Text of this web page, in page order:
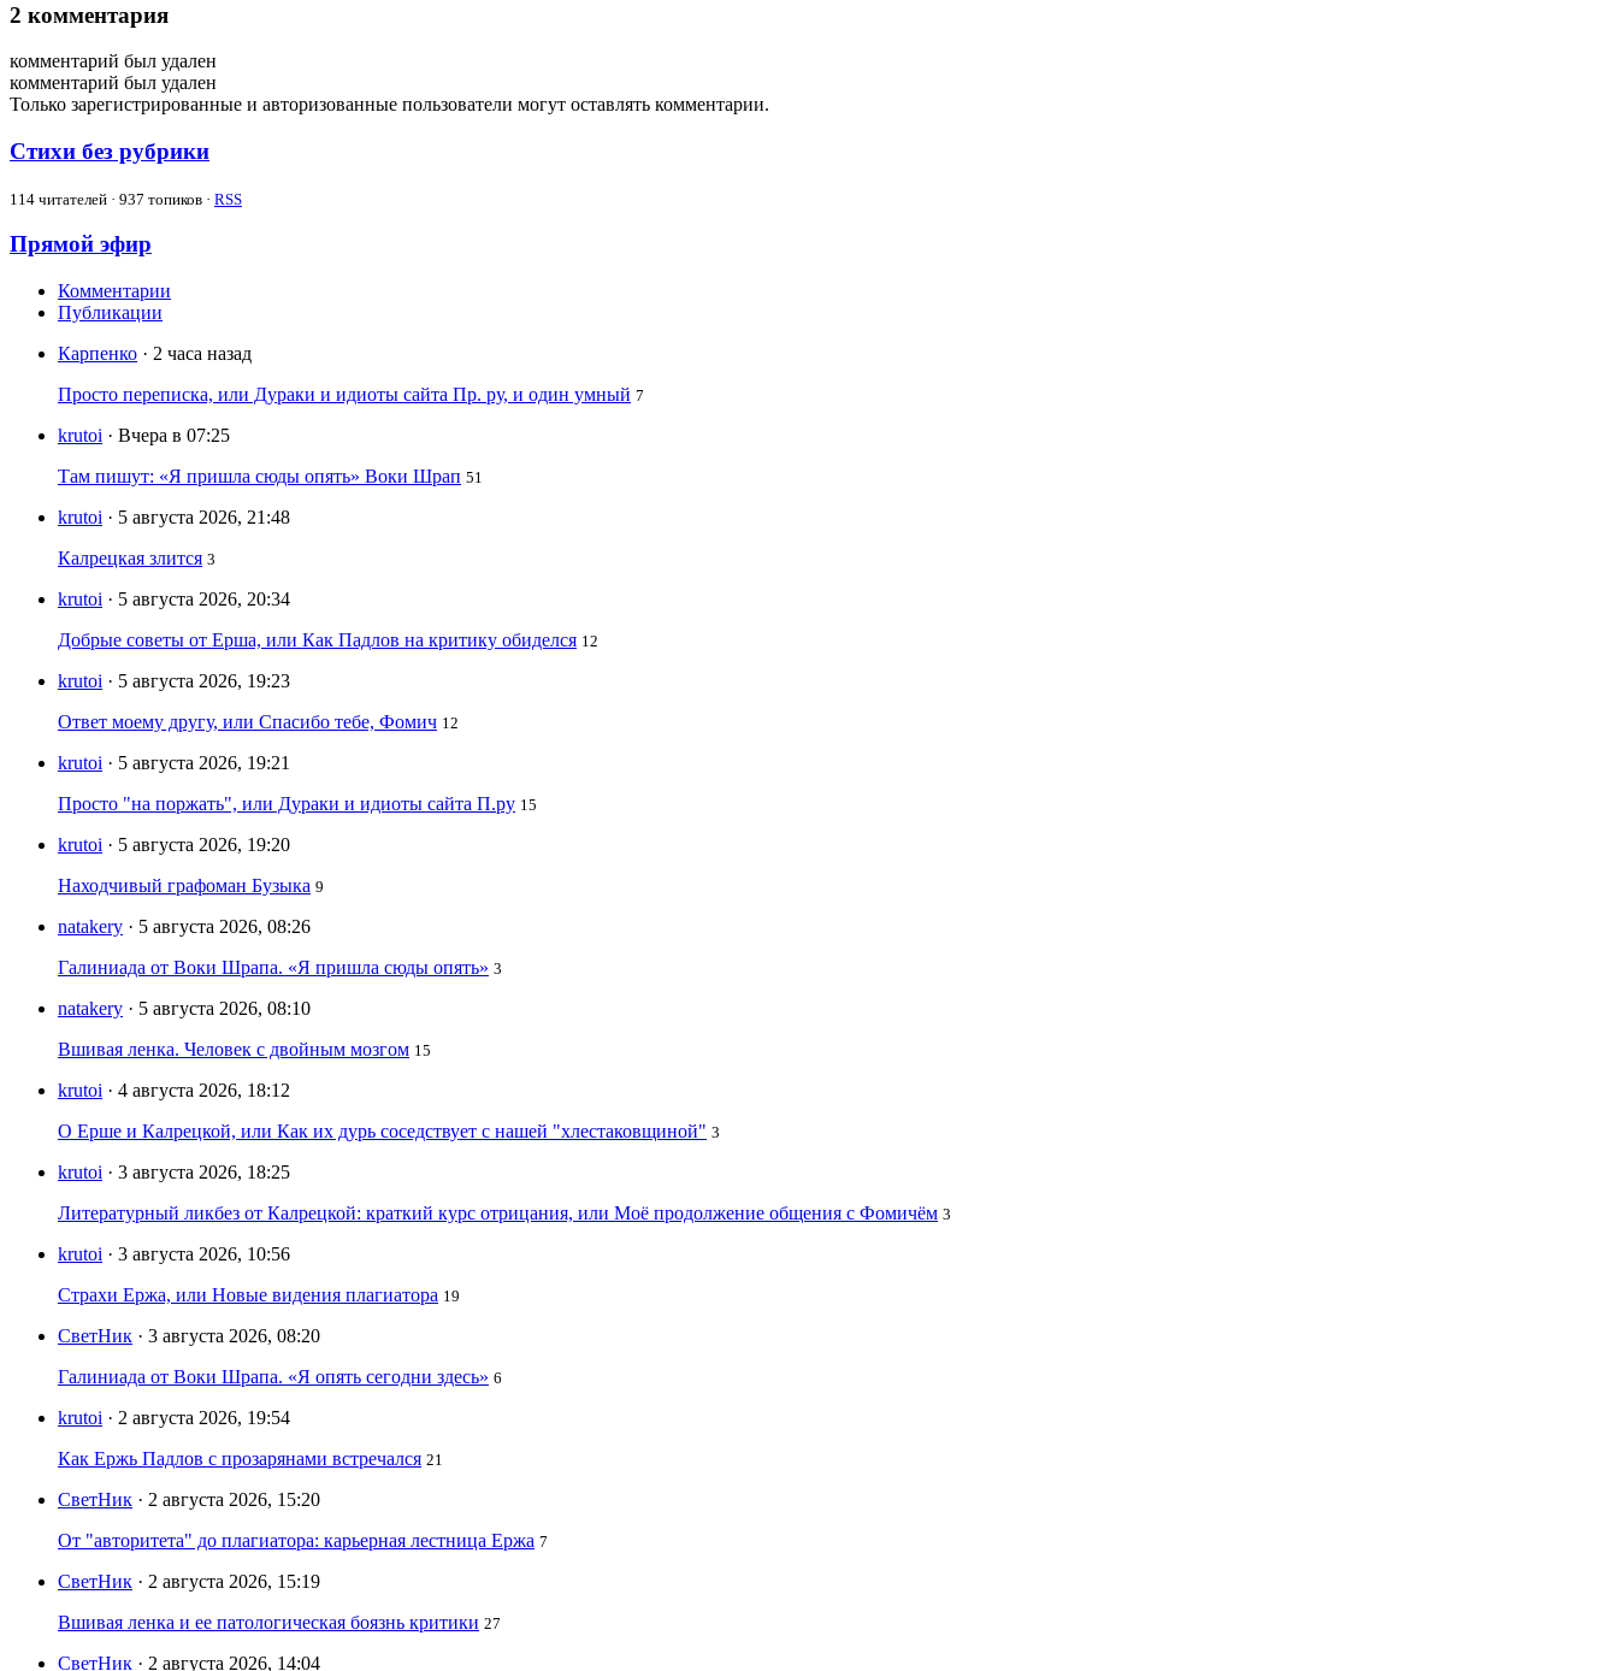
2 комментария
комментарий был удален
комментарий был удален
Только зарегистрированные и авторизованные пользователи могут оставлять комментарии.
Стихи без рубрики
114 читателей · 937 топиков · RSS
Прямой эфир
Комментарии
Публикации
Карпенко · 2 часа назад
Просто переписка, или Дураки и идиоты сайта Пр. ру, и один умный 7
krutoi · Вчера в 07:25
Там пишут: «Я пришла сюды опять» Воки Шрап 51
krutoi · 5 августа 2026, 21:48
Калрецкая злится 3
krutoi · 5 августа 2026, 20:34
Добрые советы от Ерша, или Как Падлов на критику обиделся 12
krutoi · 5 августа 2026, 19:23
Ответ моему другу, или Спасибо тебе, Фомич 12
krutoi · 5 августа 2026, 19:21
Просто "на поржать", или Дураки и идиоты сайта П.ру 15
krutoi · 5 августа 2026, 19:20
Находчивый графоман Бузыка 9
natakery · 5 августа 2026, 08:26
Галиниада от Воки Шрапа. «Я пришла сюды опять» 3
natakery · 5 августа 2026, 08:10
Вшивая ленка. Человек с двойным мозгом 15
krutoi · 4 августа 2026, 18:12
О Ерше и Калрецкой, или Как их дурь соседствует с нашей "хлестаковщиной" 3
krutoi · 3 августа 2026, 18:25
Литературный ликбез от Калрецкой: краткий курс отрицания, или Моё продолжение общения с Фомичём 3
krutoi · 3 августа 2026, 10:56
Страхи Ержа, или Новые видения плагиатора 19
СветНик · 3 августа 2026, 08:20
Галиниада от Воки Шрапа. «Я опять сегодни здесь» 6
krutoi · 2 августа 2026, 19:54
Как Ержь Падлов с прозарянами встречался 21
СветНик · 2 августа 2026, 15:20
От "авторитета" до плагиатора: карьерная лестница Ержа 7
СветНик · 2 августа 2026, 15:19
Вшивая ленка и ее патологическая боязнь критики 27
СветНик · 2 августа 2026, 14:04